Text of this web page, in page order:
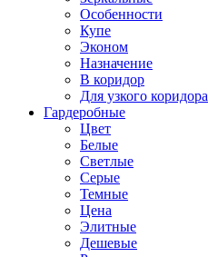
Особенности
Купе
Эконом
Назначение
В коридор
Для узкого коридора
Гардеробные
Цвет
Белые
Светлые
Серые
Темные
Цена
Элитные
Дешевые